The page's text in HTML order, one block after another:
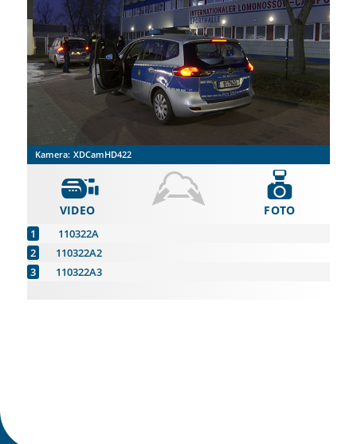
Kamera: XDCamHD422
VIDEO
110322A
110322A2
110322A3
FOTO